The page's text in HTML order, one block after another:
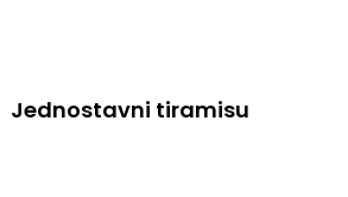
Jednostavni tiramisu